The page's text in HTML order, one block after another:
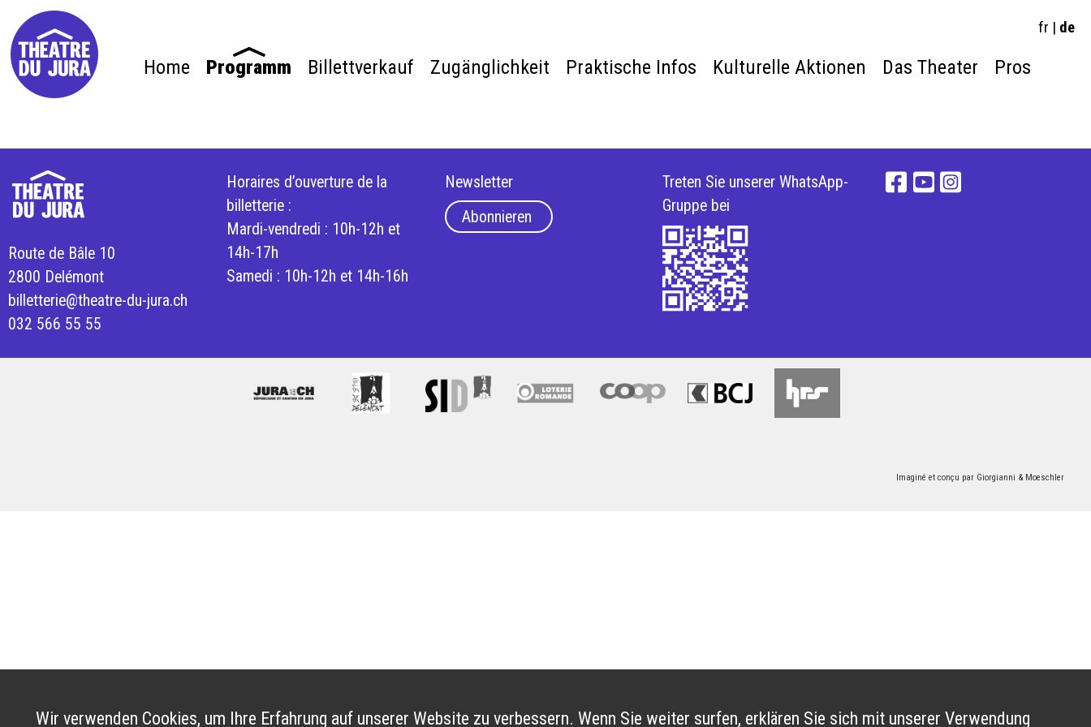
fr | de
Home Programm Billettverkauf Zugänglichkeit Praktische Infos Kulturelle Aktionen Das Theater Pros
Route de Bâle 10
2800 Delémont
billetterie@theatre-du-jura.ch
032 566 55 55
Horaires d’ouverture de la
billetterie :
Mardi-vendredi : 10h-12h et
14h-17h
Samedi : 10h-12h et 14h-16h
Newsletter
Abonnieren
Treten Sie unserer WhatsApp-
Gruppe bei
Imaginé et conçu par Giorgianni & Moeschler
Wir verwenden Cookies, um Ihre Erfahrung auf unserer Website zu verbessern. Wenn Sie weiter surfen, erklären Sie sich mit unserer Verwendung